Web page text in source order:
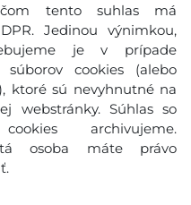
tento suhlas má
Jedinou výnimkou,
je v prípade
cookies (alebo
ktoré sú nevyhnutné na
webstránky. Súhlas so
archivujeme.
osoba máte právo